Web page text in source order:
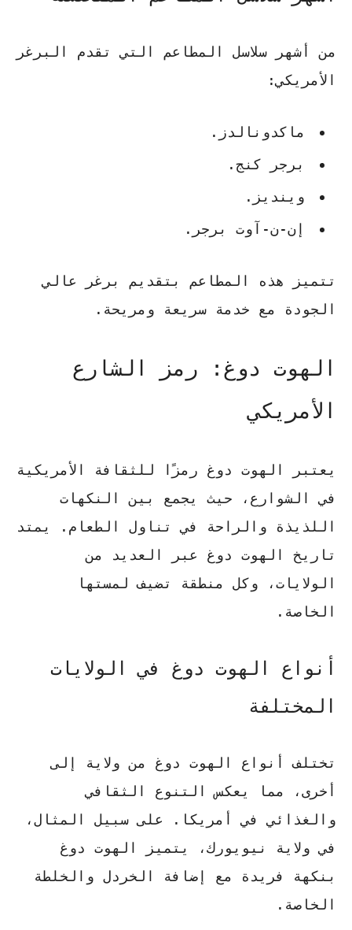
من أشهر سلاسل المطاعم التي تقدم البرغر
الأمريكي:
ماكدونالدز.
برجر كنج.
وينديز.
إن-ن-آوت برجر.
تتميز هذه المطاعم بتقديم برغر عالي
الجودة مع خدمة سريعة ومريحة.
الهوت دوغ: رمز الشارع
الأمريكي
يعتبر الهوت دوغ رمزًا للثقافة الأمريكية
في الشوارع، حيث يجمع بين النكهات
اللذيذة والراحة في تناول الطعام. يمتد
تاريخ الهوت دوغ عبر العديد من
الولايات، وكل منطقة تضيف لمستها
الخاصة.
أنواع الهوت دوغ في الولايات
المختلفة
تختلف أنواع الهوت دوغ من ولاية إلى
أخرى، مما يعكس التنوع الثقافي
والغذائي في أمريكا. على سبيل المثال،
في ولاية
نيويورك، يتميز الهوت دوغ
بنكهة فريدة مع إضافة الخردل والخلطة
الخاصة.